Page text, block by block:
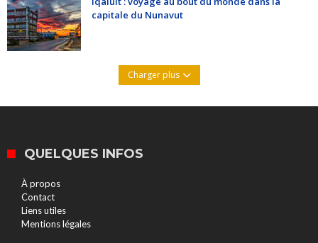
capitale du Nunavut
Charger plus
QUELQUES INFOS
À propos
Contact
Liens utiles
Mentions légales